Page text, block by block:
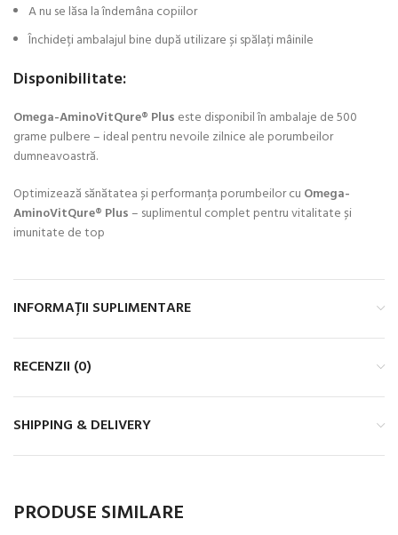
A nu se lăsa la îndemâna copiilor
Închideți ambalajul bine după utilizare și spălați mâinile
Disponibilitate:
Omega-AminoVitQure® Plus este disponibil în ambalaje de 500
grame pulbere – ideal pentru nevoile zilnice ale porumbeilor
dumneavoastră.
Optimizează sănătatea și performanța porumbeilor cu Omega-
AminoVitQure® Plus– suplimentul complet pentru vitalitate și
imunitate de top
INFORMAȚII SUPLIMENTARE
RECENZII (0)
SHIPPING & DELIVERY
PRODUSE SIMILARE